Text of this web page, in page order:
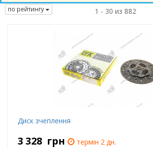
по рейтингу 1 - 30 из 882
Диск зчеплення
3 328 грн
термін 2 дн.